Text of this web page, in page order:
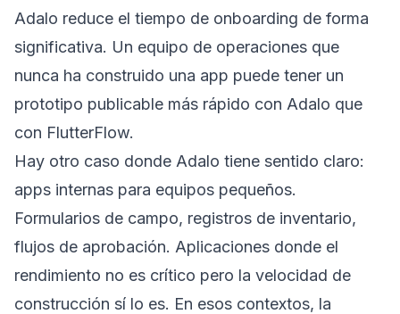
Adalo reduce el tiempo de onboarding de forma
significativa. Un equipo de operaciones que
nunca ha construido una app puede tener un
prototipo publicable más rápido con Adalo que
con FlutterFlow.
Hay otro caso donde Adalo tiene sentido claro:
apps internas para equipos pequeños.
Formularios de campo, registros de inventario,
flujos de aprobación. Aplicaciones donde el
rendimiento no es crítico pero la velocidad de
construcción sí lo es. En esos contextos, la